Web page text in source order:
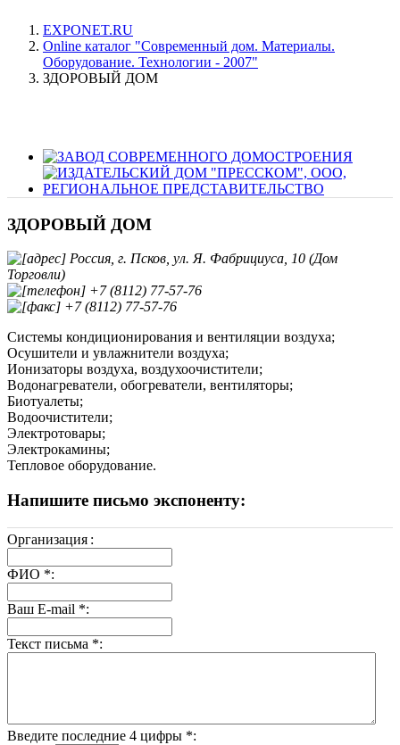
EXPONET.RU
Online каталог "Современный дом. Материалы.
Оборудование. Технологии - 2007"
ЗДОРОВЫЙ ДОМ
ЗДОРОВЫЙ ДОМ
Россия, г. Псков, ул. Я. Фабрициуса, 10 (Дом
Торговли)
+7 (8112) 77-57-76
+7 (8112) 77-57-76
Системы кондиционирования и вентиляции воздуха;
Осушители и увлажнители воздуха;
Ионизаторы воздуха, воздухоочистители;
Водонагреватели, обогреватели, вентиляторы;
Биотуалеты;
Водоочистители;
Электротовары;
Электрокамины;
Тепловое оборудование.
Напишите письмо экспоненту:
Организация :
ФИО *:
Ваш E-mail *:
Текст письма *:
Введите последние 4 цифры *: